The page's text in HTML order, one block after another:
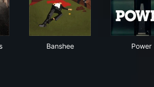
Banshee Power